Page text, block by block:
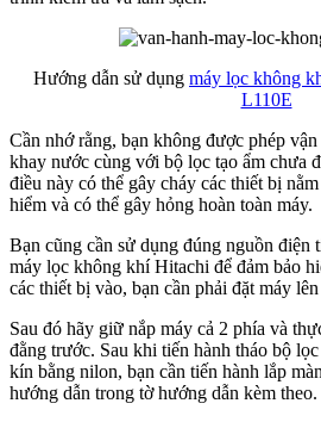
Hướng dẫn sử dụng máy lọc không
L110E
Cần nhớ rằng, bạn không được phép
khay nước cùng với bộ lọc tạo ẩm chưa
điều này có thể gây cháy các thiết bị
hiểm và có thể gây hỏng hoàn toàn máy.
Bạn cũng cần sử dụng đúng nguồn điện
máy lọc không khí Hitachi để đảm bảo
các thiết bị vào, bạn cần phải đặt máy
Sau đó hãy giữ nắp máy cả 2 phía và
đằng trước. Sau khi tiến hành tháo bộ
kín bằng nilon, bạn cần tiến hành lắp
hướng dẫn trong tờ hướng dẫn kèm theo.